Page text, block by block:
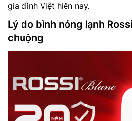
gia đình Việt hiện nay.
Lý do bình nóng lạnh
chuộng